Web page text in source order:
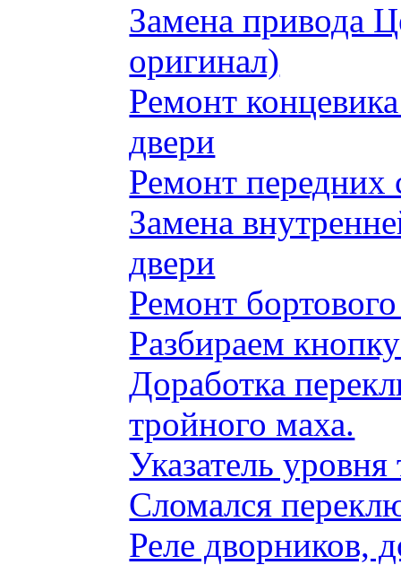
Замена привода
оригинал)
Ремонт
двери
Ремонт передних
Замена
двери
Ремонт
Разбираем
Доработка
тройного маха.
Указатель
Сломался
Реле дворников,